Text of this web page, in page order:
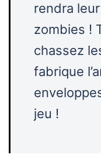
rendra
zombies !
chassez
fabrique
jeu !